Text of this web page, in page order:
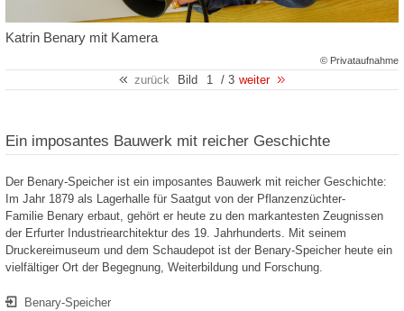
Katrin Benary mit Kamera
© Privataufnahme
zurück Bild 1 / 3 weiter
Ein imposantes Bauwerk mit reicher Geschichte
Der Benary-Speicher ist ein imposantes Bauwerk mit reicher Geschichte:
Im Jahr 1879 als Lagerhalle für Saatgut von der Pflanzenzüchter-
Familie Benary erbaut, gehört er heute zu den markantesten Zeugnissen
der Erfurter Industriearchitektur des 19. Jahrhunderts. Mit seinem
Druckereimuseum und dem Schaudepot ist der Benary-Speicher heute ein
vielfältiger Ort der Begegnung, Weiterbildung und Forschung.
Benary-Speicher